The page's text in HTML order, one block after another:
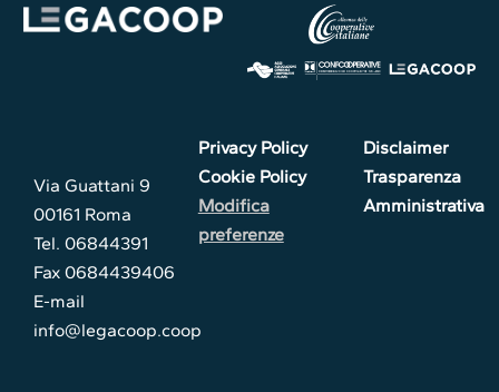
Via Guattani 9
00161 Roma
Tel. 06844391
Fax 0684439406
E-mail
info@legacoop.coop
Privacy Policy
Cookie Policy
Modifica
preferenze
Disclaimer
Trasparenza
Amministrativa